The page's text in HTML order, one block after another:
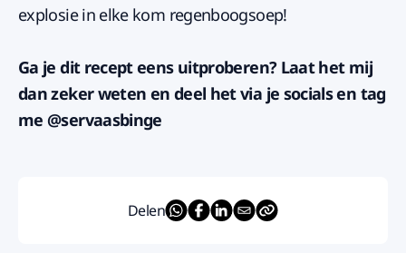
explosie in elke kom regenboogsoep!
Ga je dit recept eens uitproberen? Laat het mij
dan zeker weten en deel het via je socials en tag
me @servaasbinge
Delen